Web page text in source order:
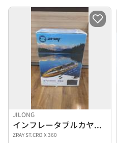
JILONG
インフレータブルカヤックセット
ZRAY ST.CROIX 360